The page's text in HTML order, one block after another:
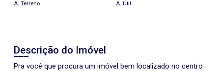
A. Terreno A. Útil
Descrição do Imóvel
Pra você que procura um imóvel bem localizado no centro